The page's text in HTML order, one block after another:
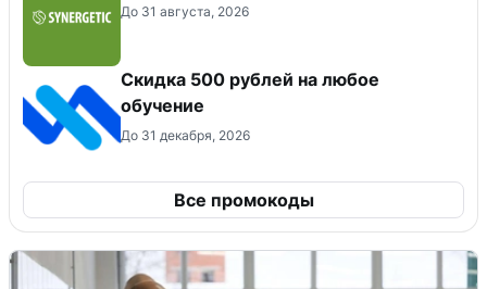
До 31 августа, 2026
Скидка 500 рублей на любое
обучение
До 31 декабря, 2026
Все промокоды